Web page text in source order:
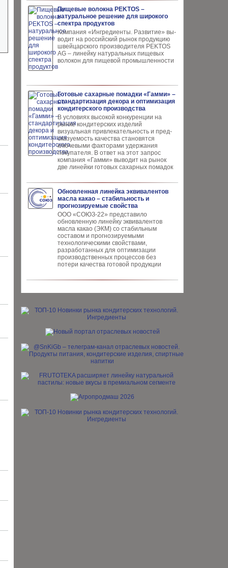
Пищевые волокна PEKTOS –
натуральное решение для широкого
спектра продуктов
Компания «Ингредиенты. Развитие» вы­
водит на российский рынок продукцию
швей­царского производителя PEKTOS
AG – ли­нейку натуральных пищевых
волокон для пи­щевой промышленности
Готовые сахарные помадки «Гамми» –
стандартизация декора и оптимизация
кондитерского производства
В условиях высокой кон­куренции на
рынке конди­терских изделий
визуальная привлекательность и пред­
сказуемость качества ста­новятся
ключевыми факто­рами удержания
покупателя. В ответ на этот запрос
компания «Гамми» выводит на рынок
две линейки готовых сахарных помадок
Обновленная линейка эквивалентов
масла какао – стабильность и
прогнозируемые свойства
ООО «СОЮЗ-22» представило
обновлен­ную линейку эквивалентов
масла ка­као (ЭКМ) со стабильным
составом и прогнозируемыми
технологическими свойствами,
разработанных для опти­мизации
производственных процес­сов без
потери качества готовой про­дукции